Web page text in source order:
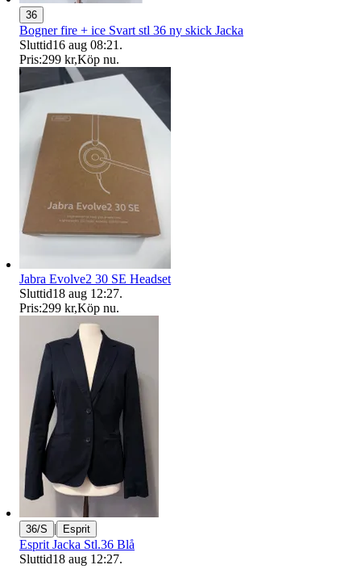
36
Bogner fire + ice Svart stl 36 ny skick Jacka
Sluttid16 aug 08:21 .
Pris:299 kr,Köp nu.
Jabra Evolve2 30 SE Headset
Sluttid18 aug 12:27.
Pris:299 kr,Köp nu.
36/S | Esprit
Esprit Jacka Stl.36 Blå
Sluttid18 aug 12:27.